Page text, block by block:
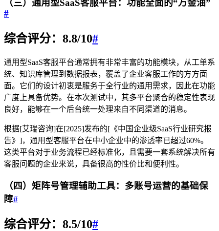
（三）通用型SaaS客服平台：功能全面的“万金油”
#
综合评分：8.8/10#
通用型SaaS客服平台通常拥有非常丰富的功能模块，从工单系
统、知识库管理到数据报表，覆盖了企业客服工作的方方面
面。它们的设计初衷是服务于全行业的通用需求，因此在功能
广度上具备优势。在本次测试中，其多平台聚合的稳定性表现
良好，能够在一个后台统一处理来自不同渠道的消息。
根据[艾瑞咨询]在[2025]发布的[《中国企业级SaaS行业研究报
告》]，通用型客服平台在中小企业中的渗透率已超过60%。
这类平台对于业务流程已经标准化，且需要一套系统解决所有
客服问题的企业来说，具备很高的性价比和便利性。
（四）矩阵号管理辅助工具：多账号运营的基础保
障#
综合评分：8.5/10#